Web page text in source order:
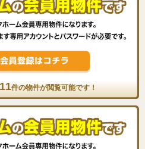
件の物件が閲覧可能です！